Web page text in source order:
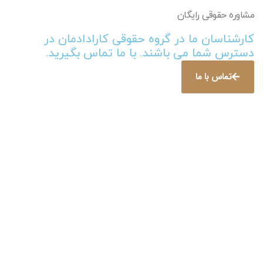
مشاوره حقوقی رایگان
کارشناسان ما در گروه حقوقی کارادادمان در
دسترس شما می باشند. با ما تماس بگیرید.
تماس با ما